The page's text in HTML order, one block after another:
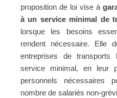
proposition de loi vise à
à un service minimal de
lorsque les besoins
rendent nécessaire. Elle
entreprises de transports
service minimal, en leur
personnels nécessaires
nombre de salariés non-